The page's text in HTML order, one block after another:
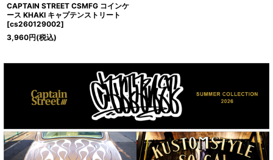
CAPTAIN STREET CSMFG コインケ
ース KHAKI キャプテンストリート
[cs260129002]
3,960円(税込)